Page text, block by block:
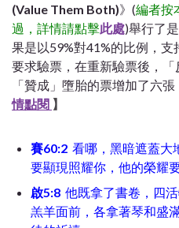
(Value Them Both)》(編者按
過，詳情請點擊此處)舉行了
果是以59%對41%的比例，
要求驗票，在重新驗票後，
「
「贊成 」墮胎的票增加了六張
情點閱 】
賽60:2 看哪，黑暗遮蓋大
要顯現照耀你，他的榮耀
啟5:8 他既拿了書卷，四
羔羊面前，各拿著琴和盛